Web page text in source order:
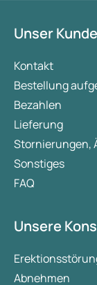
konzipiert.
In diesem
wichtigsten
Unser
Kontakt
Bestellung
Bezahlen
Lieferung
Stornierungen,
Sonstiges
FAQ
Unsere
Abnehmen